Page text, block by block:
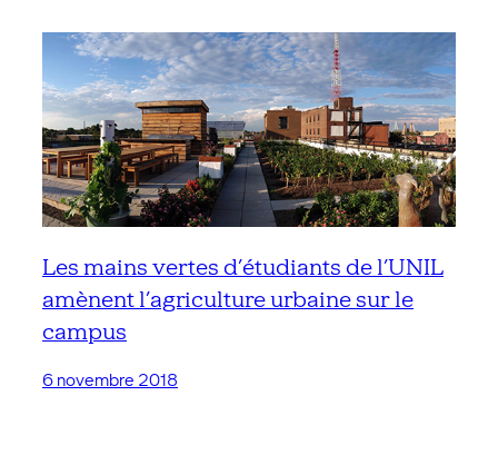
Les mains vertes d’étudiants de l’UNIL
amènent l’agriculture urbaine sur le
campus
6 novembre 2018